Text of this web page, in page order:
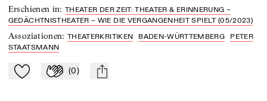
Erschienen in:THEATER DER ZEIT: THEATER & ERINNERUNG –
GEDÄCHTNISTHEATER – WIE DIE VERGANGENHEIT SPIELT (05/2023)
Assoziationen:THEATERKRITIKEN BADEN-WÜRTTEMBERG
PETER
STAATSMANN
Zu Mein-TdZ hinzufügen
Applaudieren
(0) mail